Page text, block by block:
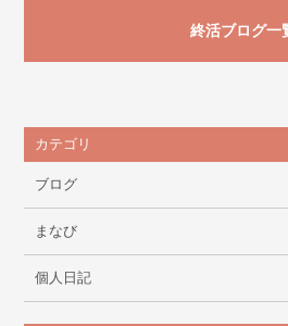
終活ブログ一
カテゴリ
ブログ
まなび
個人日記